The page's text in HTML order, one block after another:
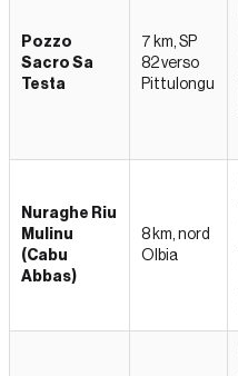
Pozzo
Sacro Sa
Testa
7 km, SP
82 verso
Pittulongu
Nuraghe Riu
Mulinu
(Cabu
Abbas)
8 km, nord
Olbia